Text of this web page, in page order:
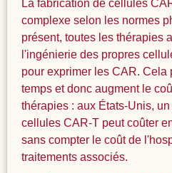
La fabrication de cellules
complexe selon les normes
présent, toutes les thérapies
l'ingénierie des propres
pour exprimer les CAR. Cela
temps et donc augment le
thérapies : aux États-Unis,
cellules CAR-T peut coûter
sans compter le coût de
traitements associés.